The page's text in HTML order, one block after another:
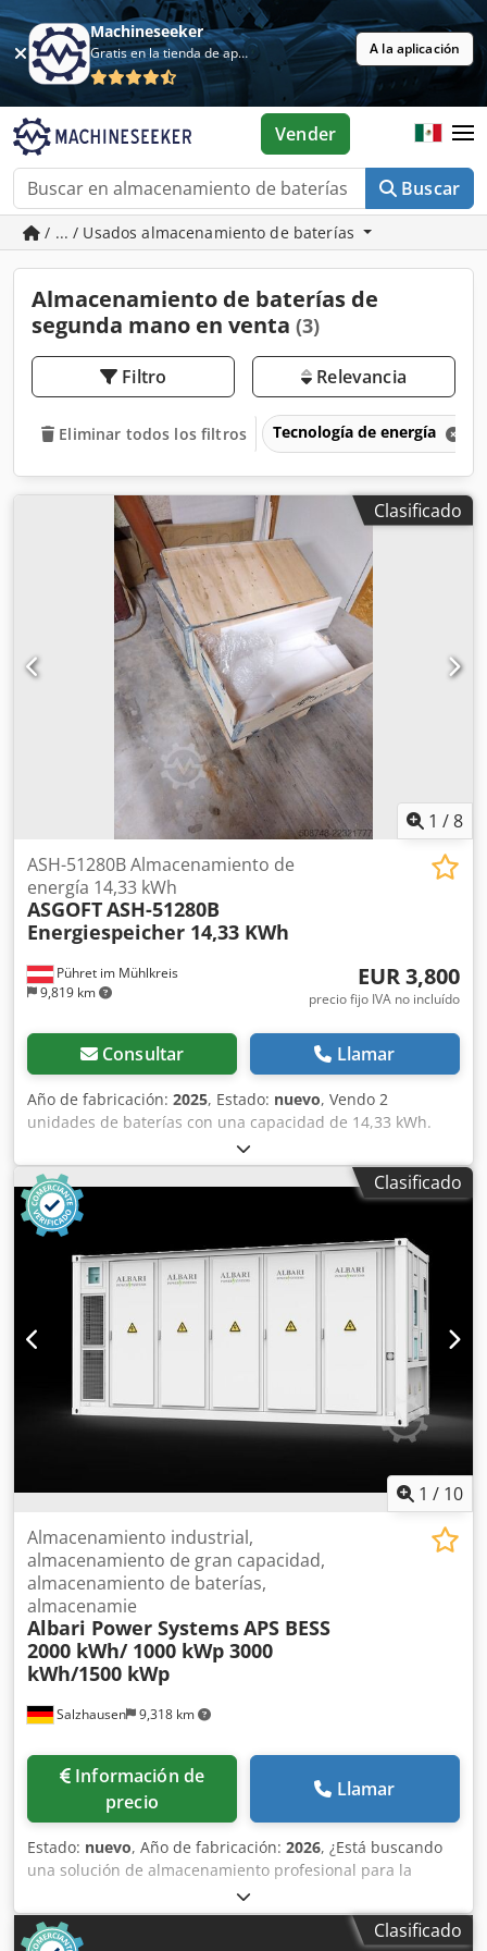
Machineseeker
Gratis en la tienda de aplicaciones A la aplicación
Buscar
Vender
/ ... / Usados almacenamiento de baterías
Almacenamiento de baterías de
segunda mano en venta (3)
Filtro Relevancia
Eliminar todos los filtros Tecnología de energía
Clasificado
1 /8
Pühret im Mühlkreis
9,819 km
ASH-51280B Almacenamiento de
energía 14,33 kWh
ASGOFTASH-51280B
Energiespeicher 14,33 KWh
EUR 3,800
precio fijo IVA no incluído
Consultar Llamar
Año de fabricación: 2025, Estado: nuevo, Vendo 2
unidades de baterías con una capacidad de 14,33 kWh.
Dodpfezlhxvox Aclsck Baterías de fosfato de hierro y litio:
1900 €/unidad = 3800 € en total.
Clasificado
1 / 10
Salzhausen 9,318 km
Almacenamiento industrial,
almacenamiento de gran capacidad,
almacenamiento de baterías,
almacenamie
Albari Power SystemsAPS BESS
2000 kWh/ 1000 kWp 3000
kWh/1500 kWp
Información de
precio
Llamar
Estado: nuevo, Año de fabricación: 2026, ¿Está buscando
una solución de almacenamiento profesional para la
industria, el comercio, la agricultura, las instalaciones
fotovoltaicas o la alimentación de emergencia? Con el
sistema de almacenamiento de baterías APS de 2000 kWh
Clasificado